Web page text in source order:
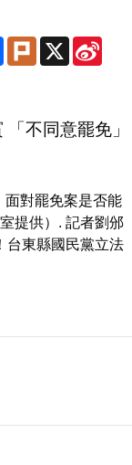
Facebook
PlurkX
Sina
不同意罷免」
面對罷免案是否能
提供）. 記者劉邠
台東縣國民黨立法